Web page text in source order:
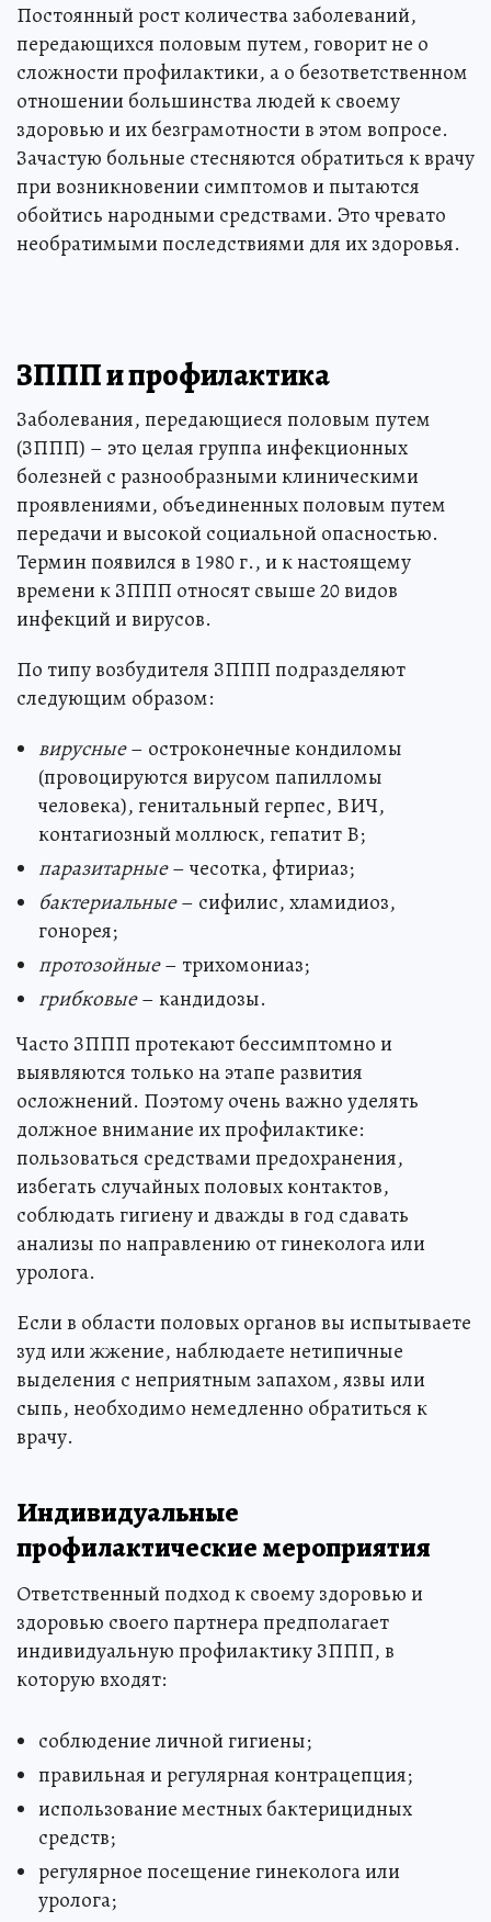
Постоянный рост количества заболеваний,
передающихся половым путем, говорит не о
сложности профилактики, а о безответственном
отношении большинства людей к своему
здоровью и их безграмотности в этом вопросе.
Зачастую больные стесняются обратиться к врачу
при возникновении симптомов и пытаются
обойтись народными средствами. Это чревато
необратимыми последствиями для их здоровья.
ЗППП и профилактика
Заболевания, передающиеся половым путем
(ЗППП) – это целая группа инфекционных
болезней с разнообразными клиническими
проявлениями, объединенных половым путем
передачи и высокой социальной опасностью.
Термин появился в 1980 г., и к настоящему
времени к ЗППП относят свыше 20 видов
инфекций и вирусов.
По типу возбудителя ЗППП подразделяют
следующим образом:
вирусные– остроконечные кондиломы
(провоцируются вирусом папилломы
человека), генитальный герпес, ВИЧ,
контагиозный моллюск, гепатит В;
паразитарные– чесотка, фтириаз;
бактериальные– сифилис, хламидиоз,
гонорея;
протозойные– трихомониаз;
грибковые– кандидозы.
Часто ЗППП протекают бессимптомно и
выявляются только на этапе развития
осложнений. Поэтому очень важно уделять
должное внимание их профилактике:
пользоваться средствами предохранения,
избегать случайных половых контактов,
соблюдать гигиену и дважды в год сдавать
анализы по направлению от гинеколога или
уролога.
Если в области половых органов вы испытываете
зуд или жжение, наблюдаете нетипичные
выделения с неприятным запахом, язвы или
сыпь, необходимо немедленно обратиться к
врачу.
Индивидуальные
профилактические мероприятия
Ответственный подход к своему здоровью и
здоровью своего партнера предполагает
индивидуальную профилактику ЗППП, в
которую входят:
соблюдение личной гигиены;
правильная и регулярная контрацепция;
использование местных бактерицидных
средств;
регулярное посещение гинеколога или
уролога;